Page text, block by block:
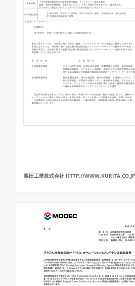
栗田工業株式会社 HTTP://WWW.KURITA.CO.JP